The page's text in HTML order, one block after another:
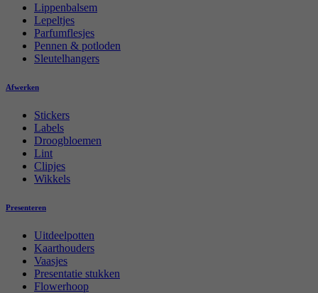
Lippenbalsem
Lepeltjes
Parfumflesjes
Pennen & potloden
Sleutelhangers
Afwerken
Stickers
Labels
Droogbloemen
Lint
Clipjes
Wikkels
Presenteren
Uitdeelpotten
Kaarthouders
Vaasjes
Presentatie stukken
Flowerhoop